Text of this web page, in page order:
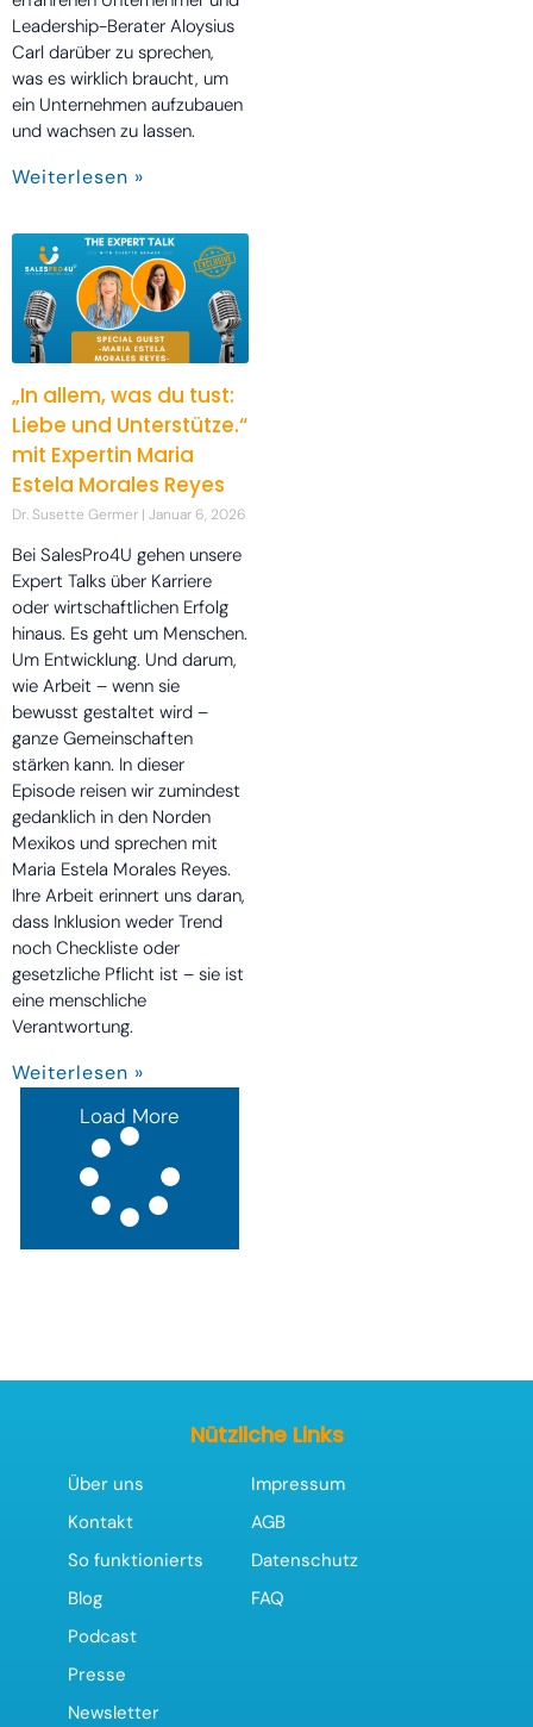
Leadership-Berater Aloysius
Carl darüber zu sprechen,
was es wirklich braucht, um
ein Unternehmen aufzubauen
und wachsen zu lassen.
Weiterlesen »
„In allem, was du tust:
Liebe und Unterstütze.“
mit Expertin Maria
Estela Morales Reyes
Dr. Susette Germer Januar 6, 2026
Bei SalesPro4U gehen unsere
Expert Talks über Karriere
oder wirtschaftlichen Erfolg
hinaus. Es geht um Menschen.
Um Entwicklung. Und darum,
wie Arbeit – wenn sie
bewusst gestaltet wird –
ganze Gemeinschaften
stärken kann. In dieser
Episode reisen wir zumindest
gedanklich in den Norden
Mexikos und sprechen mit
Maria Estela Morales Reyes.
Ihre Arbeit erinnert uns daran,
dass Inklusion weder Trend
noch Checkliste oder
gesetzliche Pflicht ist – sie ist
eine menschliche
Verantwortung.
Weiterlesen »
Load More
Nützliche Links
Über uns
Kontakt
So funktionierts
Blog
Podcast
Presse
Newsletter
Impressum
AGB
Datenschutz
FAQ